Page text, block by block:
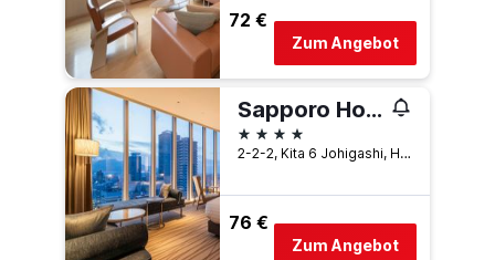
72 €
Zum Angebot
Sapporo Hotel By Granbell
4 Sterne
2-2-2, Kita 6 Johigashi, Higashi-ku, Sapporo, Japan
76 €
Zum Angebot